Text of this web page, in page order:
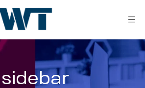
sidebar